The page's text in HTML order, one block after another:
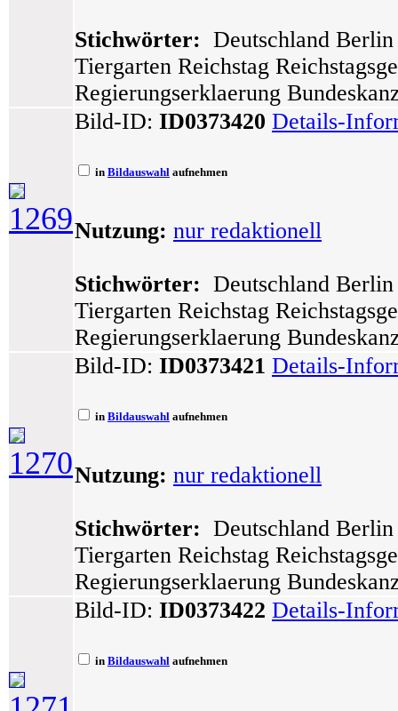
Stichwörter: Deutschland
Tiergarten Reichstag
Regierungserklaerung
1269
Bild-ID: ID0373420 Details-
in Bildauswahl aufnehmen
Nutzung: nur redaktionell
Stichwörter: Deutschland
Tiergarten Reichstag
Regierungserklaerung
1270
Bild-ID: ID0373421 Details-
in Bildauswahl aufnehmen
Nutzung: nur redaktionell
Stichwörter: Deutschland
Tiergarten Reichstag
Regierungserklaerung
Bild-ID: ID0373422 Details-
in Bildauswahl aufnehmen